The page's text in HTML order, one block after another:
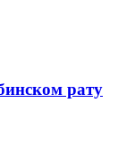
рату